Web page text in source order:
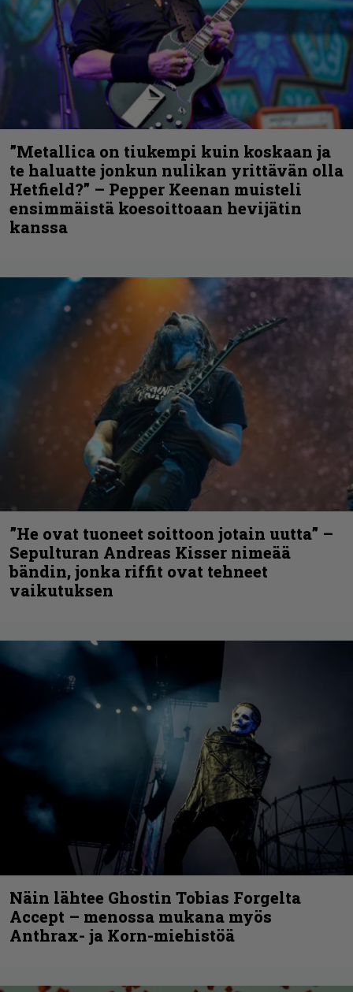
”Metallica on tiukempi kuin koskaan ja
te haluatte jonkun nulikan yrittävän olla
Hetfield?” – Pepper Keenan muisteli
ensimmäistä koesoittoaan hevijätin
kanssa
”He ovat tuoneet soittoon jotain uutta” –
Sepulturan Andreas Kisser nimeää
bändin, jonka riffit ovat tehneet
vaikutuksen
Näin lähtee Ghostin Tobias Forgelta
Accept – menossa mukana myös
Anthrax- ja Korn-miehistöä